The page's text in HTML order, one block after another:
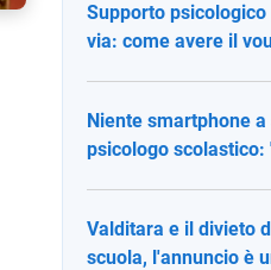
Supporto
via: come avere il
Niente smartphone
psicologo scolastico:
Valditara e il divieto
scuola, l'annuncio è